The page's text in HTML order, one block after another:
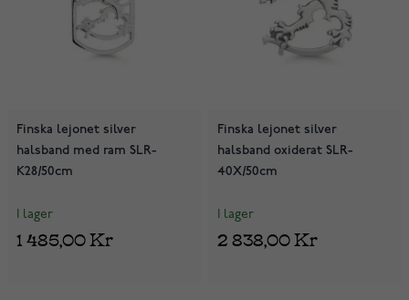
Finska lejonet silver
halsband med ram SLR-
K28/50cm
I lager
1 485,00 Kr
Finska lejonet silver
halsband oxiderat SLR-
40X/50cm
I lager
2 838,00 Kr